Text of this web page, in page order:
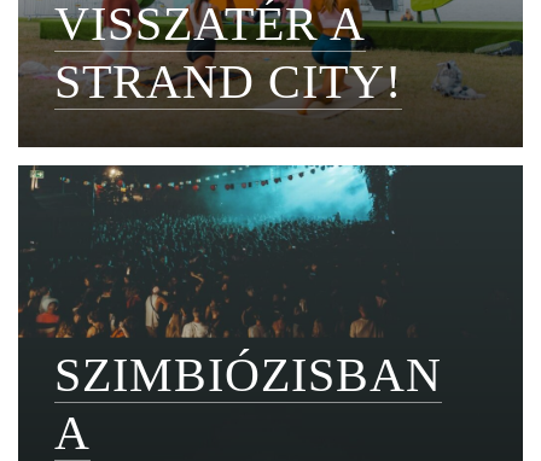
VISSZATÉR A
STRAND CITY!
SZIMBIÓZISBAN
A